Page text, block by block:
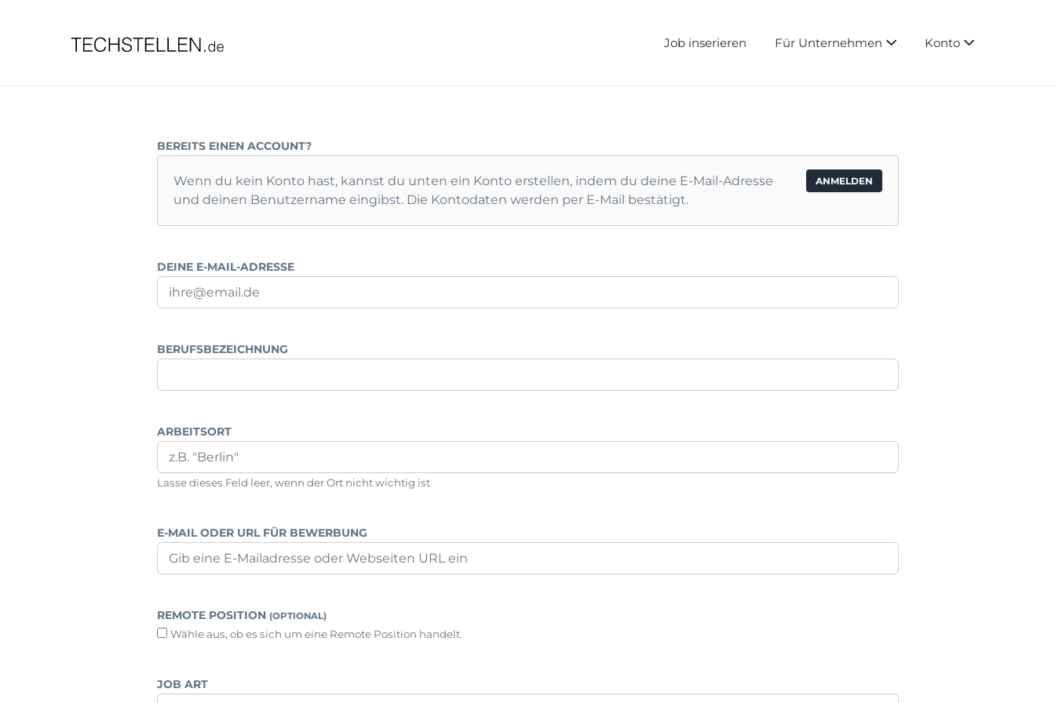
Job inserieren Für Unternehmen Konto
BEREITS EINEN ACCOUNT?
ANMELDEN
Wenn du kein Konto hast, kannst du unten ein Konto erstellen, indem du deine E-Mail-Adresse
und deinen Benutzername eingibst. Die Kontodaten werden per E-Mail bestätigt.
DEINE E-MAIL-ADRESSE
BERUFSBEZEICHNUNG
ARBEITSORT
Lasse dieses Feld leer, wenn der Ort nicht wichtig ist
E-MAIL ODER URL FÜR BEWERBUNG
REMOTE POSITION (OPTIONAL)
Wähle aus, ob es sich um eine Remote Position handelt.
JOB ART